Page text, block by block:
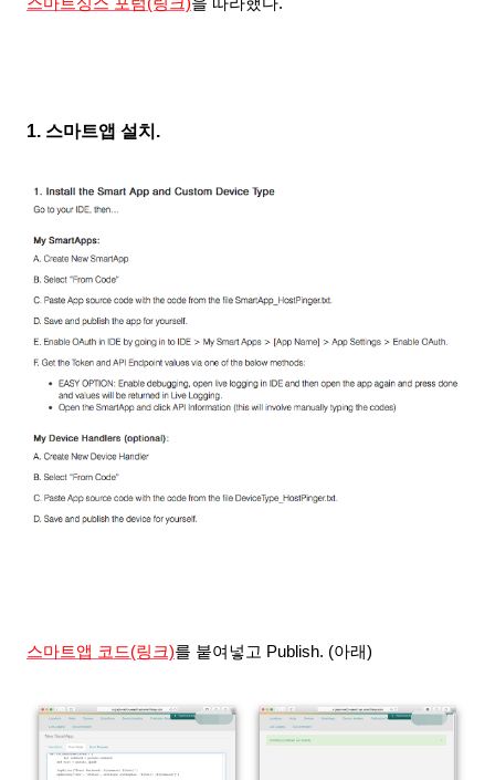
1. 스마트앱 설치.
스마트앱 코드(링크)를 붙여넣고 Publish. (아래)